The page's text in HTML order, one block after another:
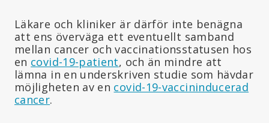
Läkare och kliniker är därför inte benägna
att ens överväga ett eventuellt samband
mellan cancer och vaccinationsstatusen hos
en covid-19-patient, och än mindre att
lämna in en underskriven studie som hävdar
möjligheten av en covid-19-vaccininducerad
cancer.